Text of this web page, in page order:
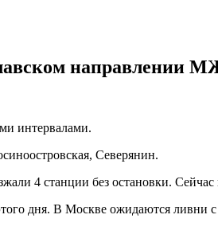
направлении
интервалами.
Северянин.
4 станции без остановки. Сейчас
дня. В Москве ожидаются ливни